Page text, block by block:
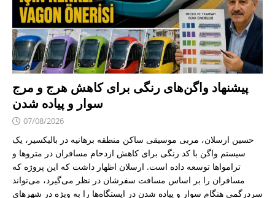
پیشنهاد واگن‌های رنگی برای کاهش هرج و مرج
سوار و پیاده شدن
07/08/2026
حسین ارسلان، مربی موسیقی ساکن منطقه برهانیه در بالیکسیر، یک
سیستم واگن با کد رنگی برای کاهش ازدحام مسافران در متروها و
ترامواها توسعه داده است. ارسلان اظهار داشت که این پروژه که
مسافران را بر اساس مسافت سفرشان در نظر می‌گیرد، می‌تواند
سردرگمی هنگام سوار و پیاده شدن در ایستگاه‌ها را به ویژه در شهرهای